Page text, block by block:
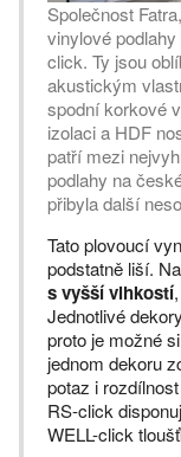
Společnost
vinylové
click. Ty jsou
akustickým
spodní korkové
izolaci a HDF
patří mezi
podlahy na
přibyla další
Tato plovoucí
podstatně liší.
s vyšší vlhkostí
Jednotlivé
proto je možné
jednom dekoru
potaz i
RS-click
WELL-click